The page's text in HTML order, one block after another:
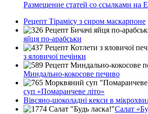
Размещение статей сo ссылками на
Рецепт Тірамісу з сиром маскарпоне
яйця по-арабськи
з яловичої печінки
Миндально-кокосове печиво
суп «Помаранчеве літо»
Вівсяно-шоколадні кекси в
Салат